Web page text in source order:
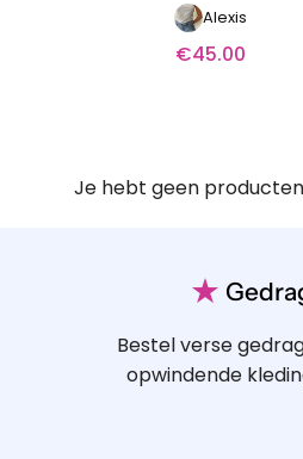
Alexis
€45.00
Je hebt geen
★
Bestel verse
opwindende